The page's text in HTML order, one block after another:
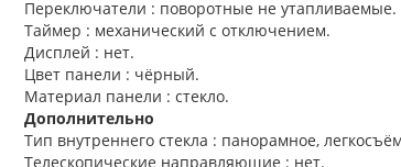
Переключатели : поворотные не утапливаемые.
Таймер : механический с отключением.
Дисплей : нет.
Цвет панели : чёрный.
Материал панели : стекло.
Дополнительно
Тип внутреннего стекла : панорамное,
Телескопические направляющие : нет.